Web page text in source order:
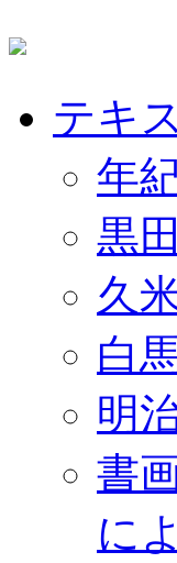
テキ
年
黒
久
白
明
書
に